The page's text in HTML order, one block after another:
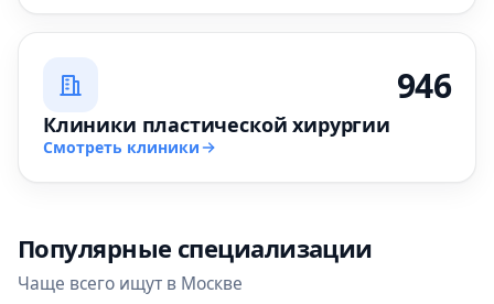
946
Клиники пластической хирургии
Смотреть клиники
Популярные специализации
Чаще всего ищут в Москве